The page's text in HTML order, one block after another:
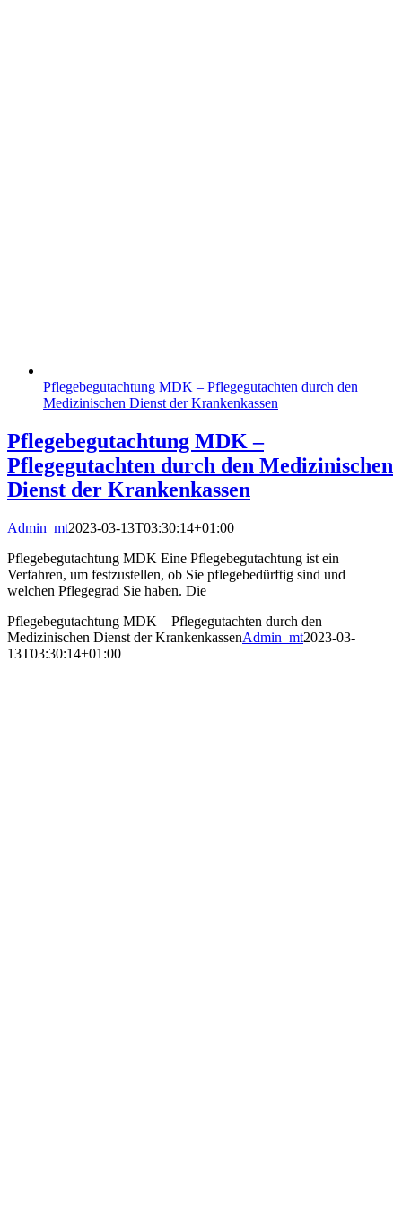
Pflegebegutachtung MDK – Pflegegutachten durch den
Medizinischen Dienst der Krankenkassen
Pflegebegutachtung MDK –
Pflegegutachten durch den Medizinischen
Dienst der Krankenkassen
Admin_mt2023-03-13T03:30:14+01:00
Pflegebegutachtung MDK Eine Pflegebegutachtung ist ein
Verfahren, um festzustellen, ob Sie pflegebedürftig sind und
welchen Pflegegrad Sie haben. Die
Pflegebegutachtung MDK – Pflegegutachten durch den
Medizinischen Dienst der KrankenkassenAdmin_mt2023-03-
13T03:30:14+01:00